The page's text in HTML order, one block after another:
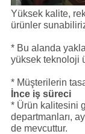
Yüksek kalite,
ürünler
* Bu alanda
yüksek teknoloji
* Müşterilerin
İnce iş süreci
* Ürün kalitesini
departmanları,
de mevcuttur.